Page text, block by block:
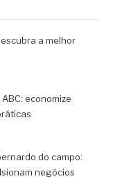
a melhor
economize
do campo:
negócios